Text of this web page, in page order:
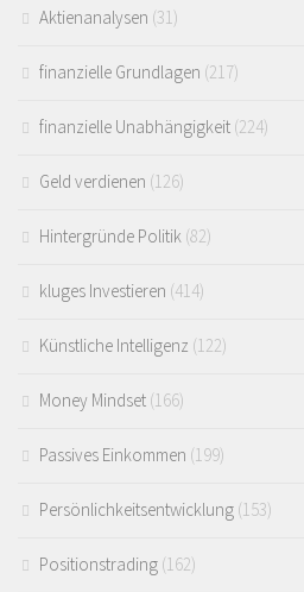
Aktienanalysen (31)
finanzielle Grundlagen (217)
finanzielle Unabhängigkeit (224)
Geld verdienen (126)
Hintergründe Politik (82)
kluges Investieren (414)
Künstliche Intelligenz (122)
Money Mindset (166)
Passives Einkommen (199)
Persönlichkeitsentwicklung (153)
Positionstrading (162)